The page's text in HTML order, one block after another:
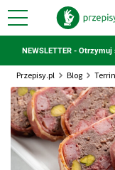
NEWSLETTER -
Przepisy.pl Blog